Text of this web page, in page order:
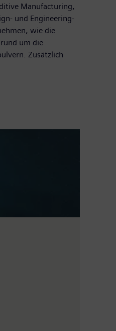
Manufacturing,
und Engineering-
wie die
um die
Zusätzlich